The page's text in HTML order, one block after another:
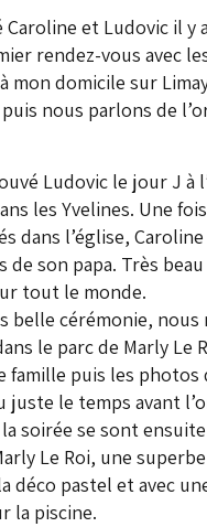
Caroline et Ludovic il y
rendez-vous avec
mon domicile sur
nous parlons de
Ludovic le jour J à
les Yvelines. Une
dans l’église,
de son papa. Très
tout le monde.
belle cérémonie, nous
le parc de Marly Le
famille puis les photos
juste le temps avant
soirée se sont
Le Roi, une
déco pastel et avec
la piscine.